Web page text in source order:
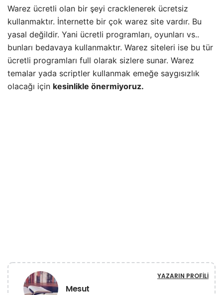
Warez ücretli olan bir şeyi cracklenerek ücretsiz
kullanmaktır. İnternette bir çok warez site vardır. Bu
yasal değildir. Yani ücretli programları, oyunları vs..
bunları bedavaya kullanmaktır. Warez siteleri ise bu tür
ücretli programları full olarak sizlere sunar. Warez
temalar yada scriptler kullanmak emeğe saygısızlık
olacağı için kesinlikle önermiyoruz.
Mesut
YAZARIN PROFILI